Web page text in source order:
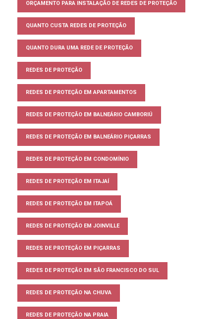
ORÇAMENTO PARA INSTALAÇÃO DE REDES DE PROTEÇÃO
QUANTO CUSTA REDES DE PROTEÇÃO
QUANTO DURA UMA REDE DE PROTEÇÃO
REDES DE PROTEÇÃO
REDES DE PROTEÇÃO EM APARTAMENTOS
REDES DE PROTEÇÃO EM BALNEÁRIO CAMBORIÚ
REDES DE PROTEÇÃO EM BALNEÁRIO PIÇARRAS
REDES DE PROTEÇÃO EM CONDOMÍNIO
REDES DE PROTEÇÃO EM ITAJAÍ
REDES DE PROTEÇÃO EM ITAPOÁ
REDES DE PROTEÇÃO EM JOINVILLE
REDES DE PROTEÇÃO EM PIÇARRAS
REDES DE PROTEÇÃO EM SÃO FRANCISCO DO SUL
REDES DE PROTEÇÃO NA CHUVA
REDES DE PROTEÇÃO NA PRAIA